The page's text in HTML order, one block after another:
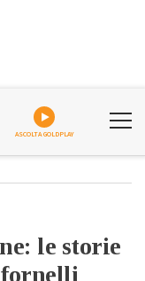
ASCOLTA GOLDPLAY
le storie